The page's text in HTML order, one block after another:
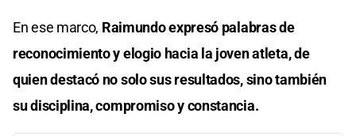
En ese marco, Raimundo expresó palabras de
reconocimiento y elogio hacia la joven atleta, de
quien destacó no solo sus resultados, sino también
su disciplina, compromiso y constancia.